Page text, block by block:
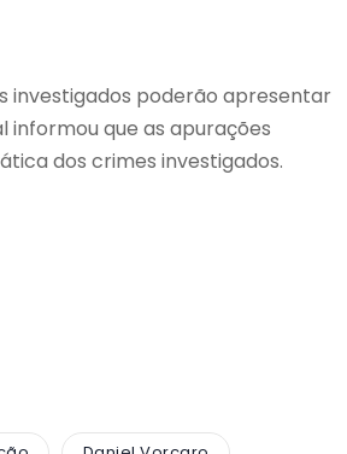
investigados poderão apresentar
informou que as apurações
dos crimes investigados.